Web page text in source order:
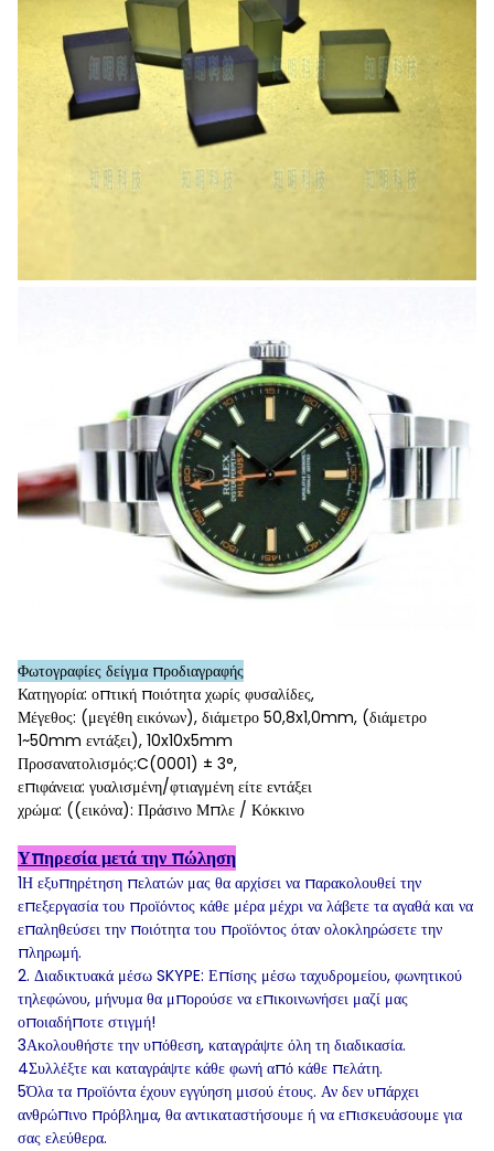
Φωτογραφίες δείγμα προδιαγραφής
Κατηγορία: οπτική ποιότητα χωρίς φυσαλίδες,
Μέγεθος: (μεγέθη εικόνων), διάμετρο 50,8x1,0mm, (διάμετρο
1~50mm εντάξει), 10x10x5mm
Προσανατολισμός:C(0001) ± 3°,
επιφάνεια: γυαλισμένη/φτιαγμένη είτε εντάξει
χρώμα: ((εικόνα): Πράσινο Μπλε / Κόκκινο
Υπηρεσία μετά την πώληση
1Η εξυπηρέτηση πελατών μας θα αρχίσει να παρακολουθεί την
επεξεργασία του προϊόντος κάθε μέρα μέχρι να λάβετε τα αγαθά και να
επαληθεύσει την ποιότητα του προϊόντος όταν ολοκληρώσετε την
πληρωμή.
2. Διαδικτυακά μέσω SKYPE: Επίσης μέσω ταχυδρομείου, φωνητικού
τηλεφώνου, μήνυμα θα μπορούσε να επικοινωνήσει μαζί μας
οποιαδήποτε στιγμή!
3Ακολουθήστε την υπόθεση, καταγράψτε όλη τη διαδικασία.
4Συλλέξτε και καταγράψτε κάθε φωνή από κάθε πελάτη.
5Όλα τα προϊόντα έχουν εγγύηση μισού έτους. Αν δεν υπάρχει
ανθρώπινο πρόβλημα, θα αντικαταστήσουμε ή να επισκευάσουμε για
σας ελεύθερα.